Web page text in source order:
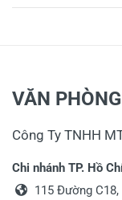
VĂN
Công Ty TNHH
Chi nhánh TP. Hồ
115 Đường